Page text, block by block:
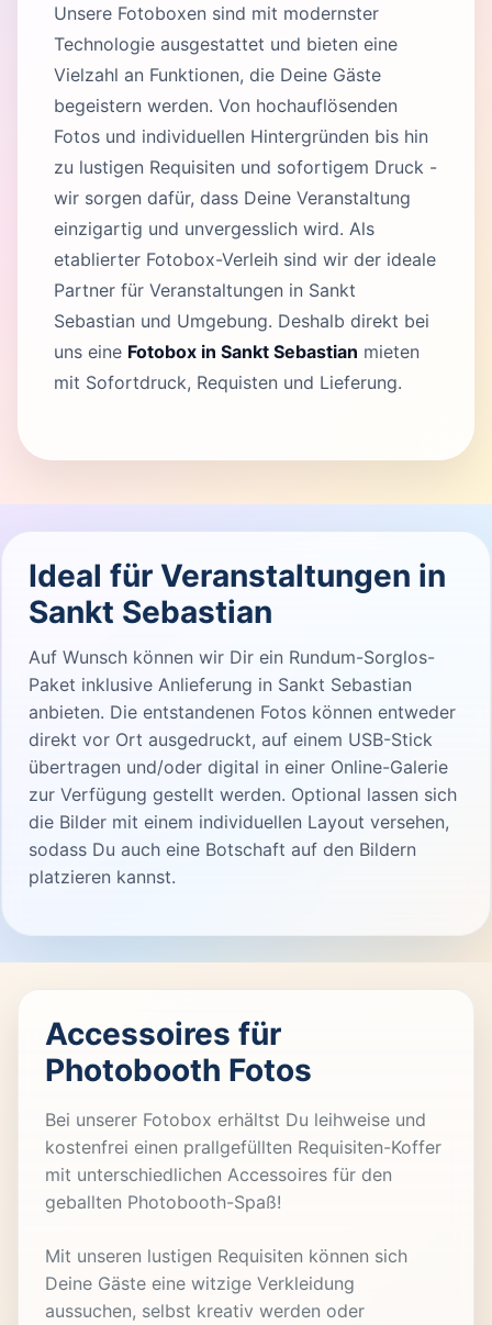
Unsere Fotoboxen sind mit modernster
Technologie ausgestattet und bieten eine
Vielzahl an Funktionen, die Deine Gäste
begeistern werden. Von hochauflösenden
Fotos und individuellen Hintergründen bis hin
zu lustigen Requisiten und sofortigem Druck -
wir sorgen dafür, dass Deine Veranstaltung
einzigartig und unvergesslich wird. Als
etablierter Fotobox-Verleih sind wir der ideale
Partner für Veranstaltungen in Sankt
Sebastian und Umgebung. Deshalb direkt bei
uns eine Fotobox in Sankt Sebastian mieten
mit Sofortdruck, Requisten und Lieferung.
Ideal für Veranstaltungen in
Sankt Sebastian
Auf Wunsch können wir Dir ein Rundum-Sorglos-
Paket inklusive Anlieferung in Sankt Sebastian
anbieten. Die entstandenen Fotos können entweder
direkt vor Ort ausgedruckt, auf einem USB-Stick
übertragen und/oder digital in einer Online-Galerie
zur Verfügung gestellt werden. Optional lassen sich
die Bilder mit einem individuellen Layout versehen,
sodass Du auch eine Botschaft auf den Bildern
platzieren kannst.
Accessoires für
Photobooth Fotos
Bei unserer Fotobox erhältst Du leihweise und
kostenfrei einen prallgefüllten Requisiten-Koffer
mit unterschiedlichen Accessoires für den
geballten Photobooth-Spaß!
Mit unseren lustigen Requisiten können sich
Deine Gäste eine witzige Verkleidung
aussuchen, selbst kreativ werden oder